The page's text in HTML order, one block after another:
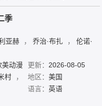
季
亚赫 ， 乔治·布扎 ，
伦诺·
斯 ， 詹妮弗·黑尔 ， 迈克尔
雷·蔡斯 ， 霍莉·周
美动漫 更新： 2026-08-05
村
，
地区：美国
语言：英语